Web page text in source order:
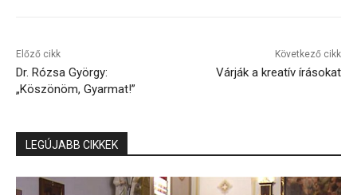
Előző cikk
Dr. Rózsa György:
„Köszönöm, Gyarmat!”
Következő cikk
Várják a kreatív írásokat
LEGÚJABB CIKKEK